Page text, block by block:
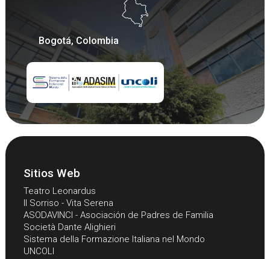
Bogotá, Colombia
Sitios Web
Teatro Leonardus
Il Sorriso - Vita Serena
ASODAVINCI - Asociación de Padres de Familia
Società Dante Alighieri
Sistema della Formazione Italiana nel Mondo
UNCOLI